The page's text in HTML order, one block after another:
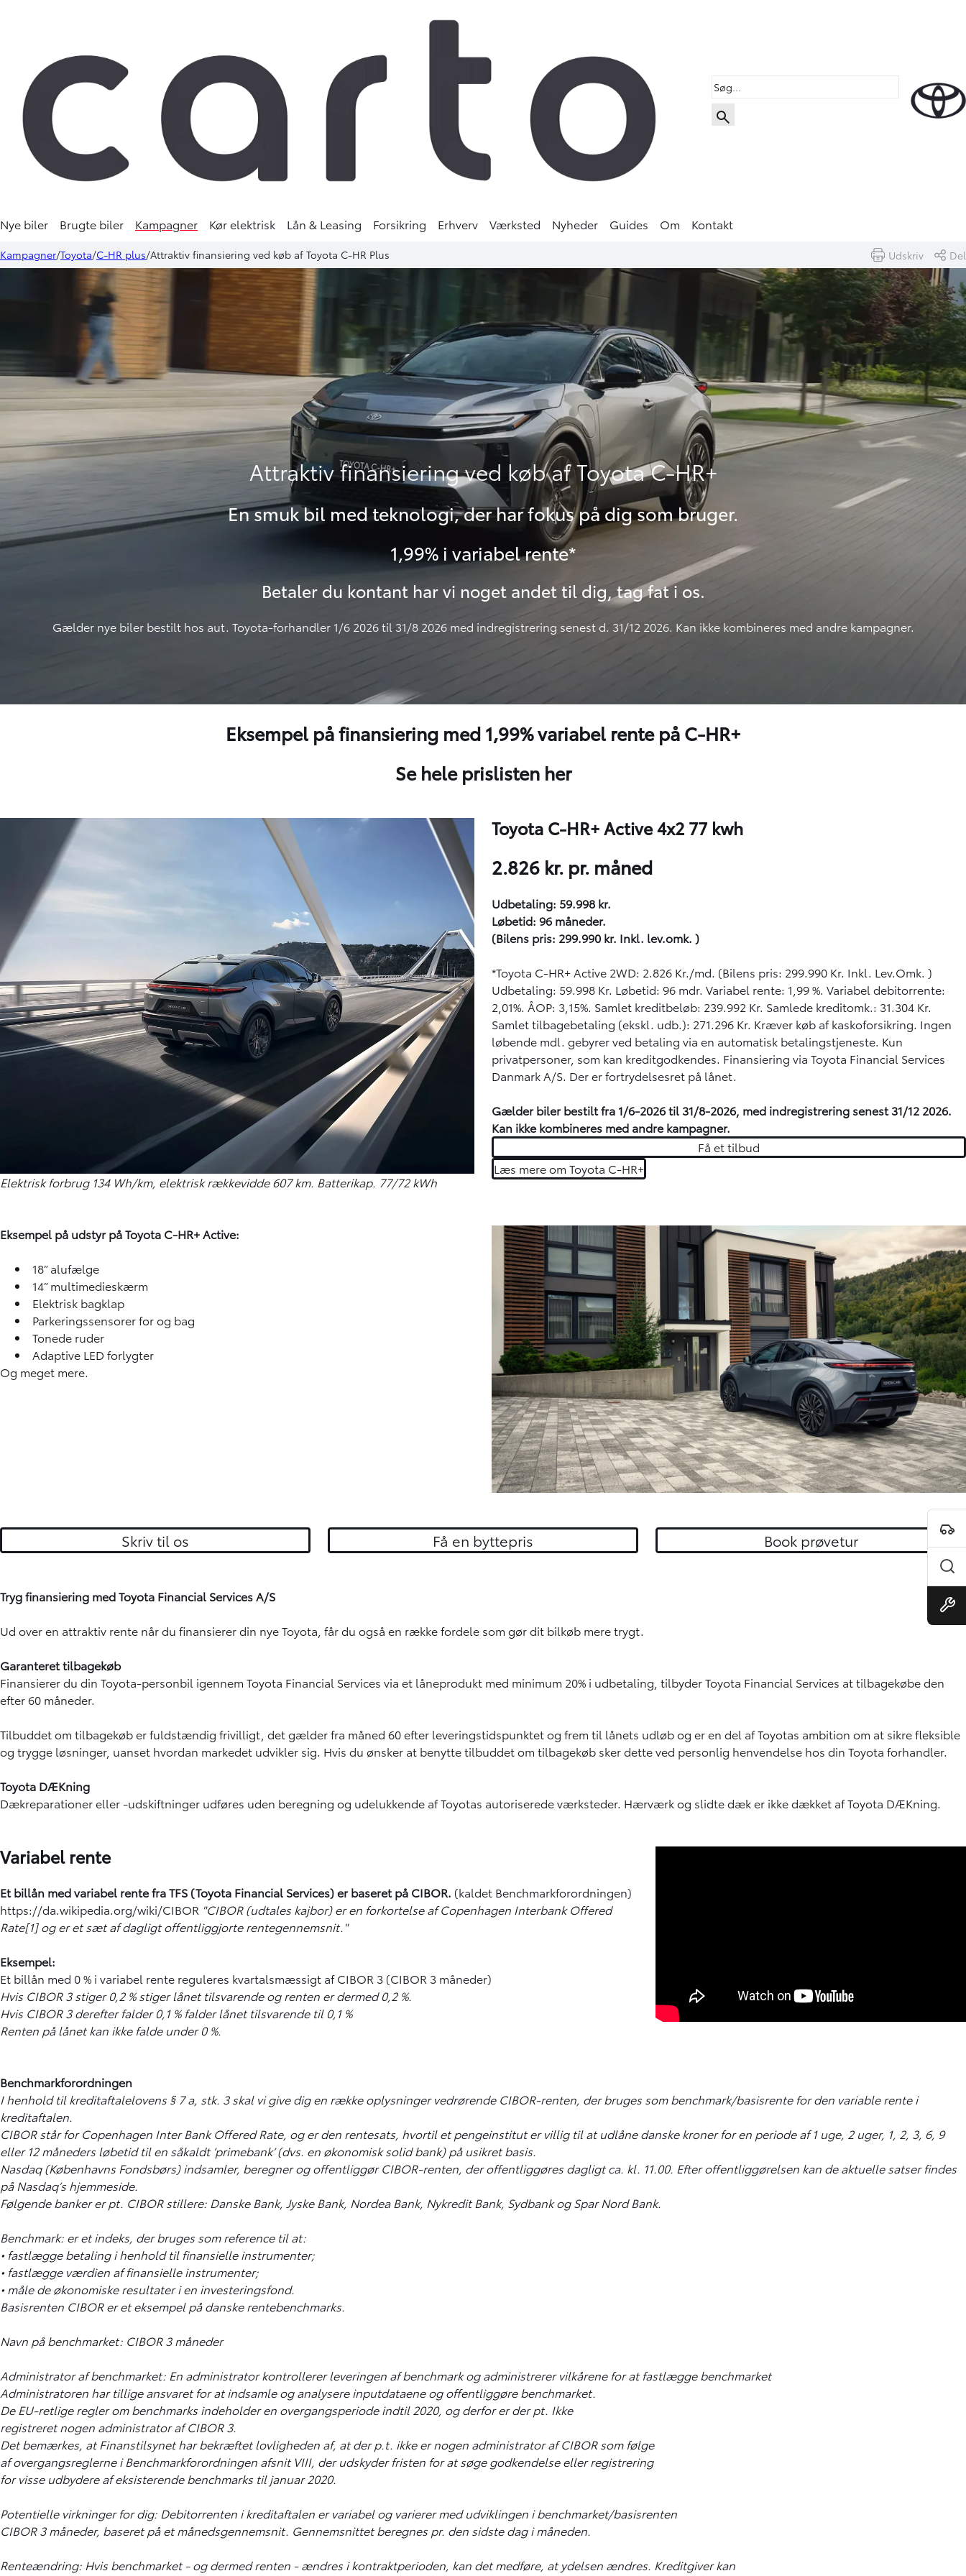
Nye biler Brugte biler Kampagner Kør elektrisk Lån & Leasing Forsikring Erhverv Værksted Nyheder Guides Om Kontakt
Kampagner Toyota C-HR plus Attraktiv finansiering ved køb af Toyota C-HR Plus Udskriv Del
Attraktiv finansiering ved køb af Toyota C-HR+
En smuk bil med teknologi, der har fokus på dig som bruger.
1,99% i variabel rente*
Betaler du kontant har vi noget andet til dig, tag fat i os.
Gælder nye biler bestilt hos aut. Toyota-forhandler 1/6 2026 til 31/8 2026 med indregistrering senest d. 31/12 2026. Kan ikke kombineres med andre kampagner.
Eksempel på finansiering med 1,99% variabel rente på C-HR+
Se hele prislisten her
Elektrisk forbrug 134 Wh/km, elektrisk rækkevidde 607 km. Batterikap. 77/72 kWh
Toyota C-HR+ Active 4x2 77 kwh
2.826 kr. pr. måned
Udbetaling: 59.998 kr.
Løbetid: 96 måneder.
(Bilens pris: 299.990 kr. Inkl. lev.omk. )
*Toyota C-HR+ Active 2WD: 2.826 Kr./md. (Bilens pris: 299.990 Kr. Inkl. Lev.Omk. )
Udbetaling: 59.998 Kr. Løbetid: 96 mdr. Variabel rente: 1,99 %. Variabel debitorrente:
2,01%. ÅOP: 3,15%. Samlet kreditbeløb: 239.992 Kr. Samlede kreditomk.: 31.304 Kr.
Samlet tilbagebetaling (ekskl. udb.): 271.296 Kr. Kræver køb af kaskoforsikring. Ingen
løbende mdl. gebyrer ved betaling via en automatisk betalingstjeneste. Kun
privatpersoner, som kan kreditgodkendes. Finansiering via Toyota Financial Services
Danmark A/S. Der er fortrydelsesret på lånet.
Gælder biler bestilt fra 1/6-2026 til 31/8-2026, med indregistrering senest 31/12 2026.
Kan ikke kombineres med andre kampagner.
Få et tilbud
Læs mere om Toyota C-HR+
Eksempel på udstyr på Toyota C-HR+ Active:
18” alufælge
14” multimedieskærm
Elektrisk bagklap
Parkeringssensorer for og bag
Tonede ruder
Adaptive LED forlygter
Og meget mere.
Skriv til os Få en byttepris Book prøvetur
Tryg finansiering med Toyota Financial Services A/S
Ud over en attraktiv rente når du finansierer din nye Toyota, får du også en række fordele som gør dit bilkøb mere trygt.
Garanteret tilbagekøb
Finansierer du din Toyota-personbil igennem Toyota Financial Services via et låneprodukt med minimum 20% i udbetaling, tilbyder Toyota Financial Services at tilbagekøbe den
efter 60 måneder.
Tilbuddet om tilbagekøb er fuldstændig frivilligt, det gælder fra måned 60 efter leveringstidspunktet og frem til lånets udløb og er en del af Toyotas ambition om at sikre fleksible
og trygge løsninger, uanset hvordan markedet udvikler sig. Hvis du ønsker at benytte tilbuddet om tilbagekøb sker dette ved personlig henvendelse hos din Toyota forhandler.
Toyota DÆKning
Dækreparationer eller -udskiftninger udføres uden beregning og udelukkende af Toyotas autoriserede værksteder. Hærværk og slidte dæk er ikke dækket af Toyota DÆKning.
Variabel rente
Et billån med variabel rente fra TFS (Toyota Financial Services) er baseret på CIBOR. (kaldet Benchmarkforordningen)
https://da.wikipedia.org/wiki/CIBOR "CIBOR (udtales kajbor) er en forkortelse af Copenhagen Interbank Offered
Rate[1] og er et sæt af dagligt offentliggjorte rentegennemsnit."
Eksempel:
Et billån med 0 % i variabel rente reguleres kvartalsmæssigt af CIBOR 3 (CIBOR 3 måneder)
Hvis CIBOR 3 stiger 0,2 % stiger lånet tilsvarende og renten er dermed 0,2 %.
Hvis CIBOR 3 derefter falder 0,1 % falder lånet tilsvarende til 0,1 %
Renten på lånet kan ikke falde under 0 %.
Benchmarkforordningen
I henhold til kreditaftalelovens § 7 a, stk. 3 skal vi give dig en række oplysninger vedrørende CIBOR-renten, der bruges som benchmark/basisrente for den variable rente i
kreditaftalen.
CIBOR står for Copenhagen Inter Bank Offered Rate, og er den rentesats, hvortil et pengeinstitut er villig til at udlåne danske kroner for en periode af 1 uge, 2 uger, 1, 2, 3, 6, 9
eller 12 måneders løbetid til en såkaldt ’primebank’ (dvs. en økonomisk solid bank) på usikret basis.
Nasdaq (Københavns Fondsbørs) indsamler, beregner og offentliggør CIBOR-renten, der offentliggøres dagligt ca. kl. 11.00. Efter offentliggørelsen kan de aktuelle satser findes
på Nasdaq’s hjemmeside.
Følgende banker er pt. CIBOR stillere: Danske Bank, Jyske Bank, Nordea Bank, Nykredit Bank, Sydbank og Spar Nord Bank.
Benchmark: er et indeks, der bruges som reference til at:
• fastlægge betaling i henhold til finansielle instrumenter;
• fastlægge værdien af finansielle instrumenter;
• måle de økonomiske resultater i en investeringsfond.
Basisrenten CIBOR er et eksempel på danske rentebenchmarks.
Navn på benchmarket: CIBOR 3 måneder
Administrator af benchmarket: En administrator kontrollerer leveringen af benchmark og administrerer vilkårene for at fastlægge benchmarket
Administratoren har tillige ansvaret for at indsamle og analysere inputdataene og offentliggøre benchmarket.
De EU-retlige regler om benchmarks indeholder en overgangsperiode indtil 2020, og derfor er der pt. Ikke
registreret nogen administrator af CIBOR 3.
Det bemærkes, at Finanstilsynet har bekræftet lovligheden af, at der p.t. ikke er nogen administrator af CIBOR som følge
af overgangsreglerne i Benchmarkforordningen afsnit VIII, der udskyder fristen for at søge godkendelse eller registrering
for visse udbydere af eksisterende benchmarks til januar 2020.
Potentielle virkninger for dig: Debitorrenten i kreditaftalen er variabel og varierer med udviklingen i benchmarket/basisrenten
CIBOR 3 måneder, baseret på et månedsgennemsnit. Gennemsnittet beregnes pr. den sidste dag i måneden.
Renteændring: Hvis benchmarket - og dermed renten - ændres i kontraktperioden, kan det medføre, at ydelsen ændres. Kreditgiver kan